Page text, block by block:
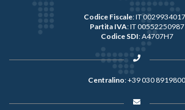
Codice Fiscale: IT
Partita IVA: IT 00552250987
Codice SDI: A4707H7
Centralino:+39 030 8919800